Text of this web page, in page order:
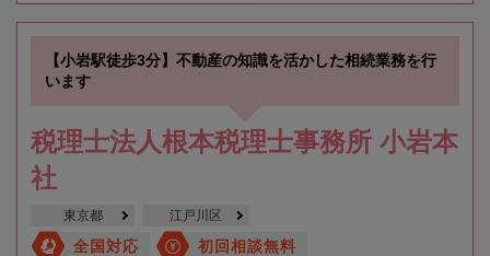
【小岩駅徒歩3分】不動産の知識を活かした相続業務を行
います
税理士法人根本税理士事務所 小岩本
社
東京都 江戸川区
全国対応 初回相談無料